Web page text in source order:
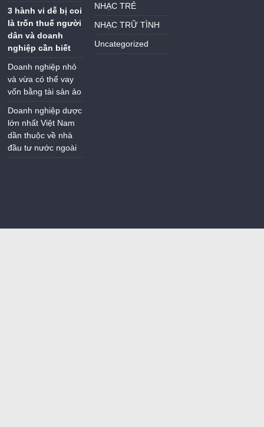
3 hành vi dễ bị coi
là trốn thuế người
dân và doanh
nghiệp cần biết
Doanh nghiệp nhỏ
và vừa có thể vay
vốn bằng tài sản ảo
Doanh nghiệp dược
lớn nhất Việt Nam
dần thuộc về nhà
đầu tư nước ngoài
NHẠC TRẺ
NHẠC TRỮ TÌNH
Uncategorized